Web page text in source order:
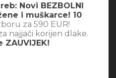
Novi BEZBOLNI
i muškarce! 10
za 590 EUR!
najjači korijen dlake.